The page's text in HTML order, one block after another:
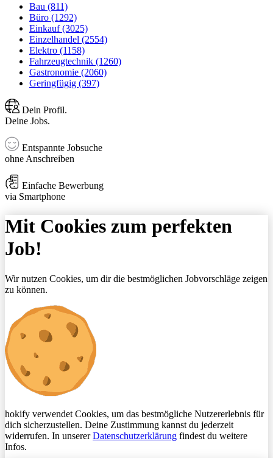
Bau (811)
Büro (1292)
Einkauf (3025)
Einzelhandel (2554)
Elektro (1158)
Fahrzeugtechnik (1260)
Gastronomie (2060)
Geringfügig (397)
Dein Profil.
Deine Jobs.
Entspannte Jobsuche
ohne Anschreiben
Einfache Bewerbung
via Smartphone
Mit Cookies zum perfekten
Job!
Wir nutzen Cookies, um dir die bestmöglichen Jobvorschläge zeigen
zu können.
hokify verwendet Cookies, um das bestmögliche Nutzererlebnis für
dich sicherzustellen. Deine Zustimmung kannst du jederzeit
widerrufen. In unsererDatenschutzerklärung findest du weitere
Infos.